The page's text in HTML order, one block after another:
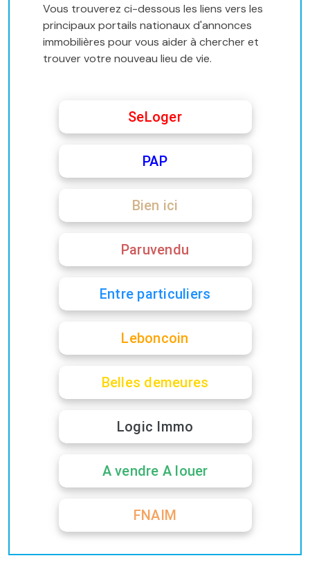
Vous trouverez ci-dessous les liens vers les
principaux portails nationaux d'annonces
immobilières pour vous aider à chercher et
trouver votre nouveau lieu de vie.
SeLoger
PAP
Bien ici
Paruvendu
Entre particuliers
Leboncoin
Belles demeures
Logic Immo
A vendre A louer
FNAIM